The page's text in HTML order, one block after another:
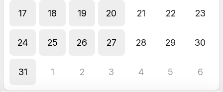
17 18 19 20 21 22 23
24 25 26 27 28 29 30
31 1 2 3 4 5 6